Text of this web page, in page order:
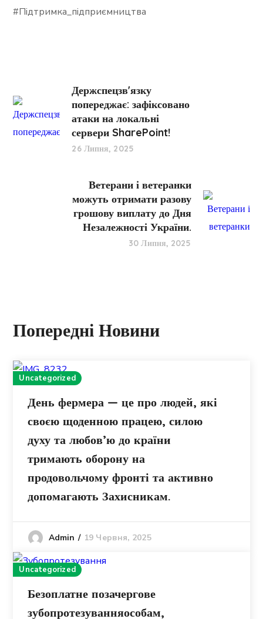
#Підтримка_підприємництва
Держспецзв'язку
попереджає: зафіксовано
атаки на локальні
сервери SharePoint!
26 Липня, 2025
Ветерани і ветеранки
можуть отримати разову
грошову виплату до Дня
Незалежності України.
30 Липня, 2025
Попередні Новини
Uncategorized
День фермера — це про людей, які
своєю щоденною працею, силою
духу та любов’ю до країни
тримають оборону на
продовольчому фронті та активно
допомагають Захисникам.
Admin 19 Червня, 2025
Uncategorized
Безоплатне позачергове
зубопротезуванняособам,